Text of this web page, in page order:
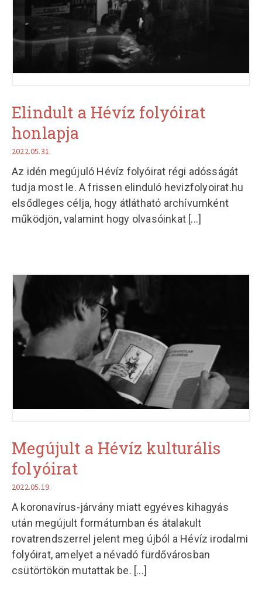
Elindult a Hévíz folyóirat
honlapja
2022.05.31.
Az idén megújuló Hévíz folyóirat régi adósságát
tudja most le. A frissen elinduló hevizfolyoirat.hu
elsődleges célja, hogy átlátható archívumként
működjön, valamint hogy olvasóinkat [...]
Megújult a Hévíz kulturális
folyóirat
2022.05.19.
A koronavírus-járvány miatt egyéves kihagyás
után megújult formátumban és átalakult
rovatrendszerrel jelent meg újból a Hévíz irodalmi
folyóirat, amelyet a névadó fürdővárosban
csütörtökön mutattak be. [...]